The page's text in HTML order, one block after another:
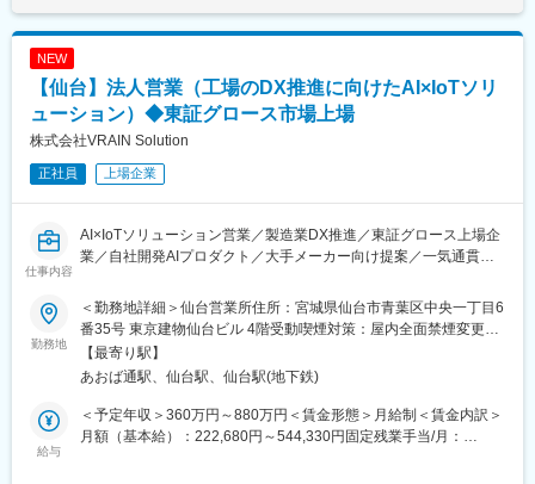
NEW
【仙台】法人営業（工場のDX推進に向けたAI×IoTソリ
ューション）◆東証グロース市場上場
株式会社VRAIN Solution
正社員 上場企業
仕事内容
AI×IoTソリューション営業／製造業DX推進／東証グロース上場企
業／自社開発AIプロダクト／大手メーカー向け提案／一気通貫の
■業務内容：
当社は、国内大手メーカーを中心に工場のDX推進に向けてAI×IoT
によるソリューションを提供をしております。
具体的な業務としては、リード獲得、認知獲得、資料作成、提
案、テスト、効果検証、クロージング、アフターフォローなどク
ライアントワーク全般をお任せします。
勤務地
＜勤務地詳細＞仙台営業所住所：宮城県仙台市青葉区中央一丁目6
番35号 東京建物仙台ビル 4階受動喫煙対策：屋内全面禁煙変更の
範囲：会社の定める事業所
【最寄り駅】
あおば通駅、仙台駅、仙台駅(地下鉄)
給与
＜予定年収＞360万円～880万円＜賃金形態＞月給制＜賃金内訳＞
月額（基本給）：222,680円～544,330円固定残業手当/月：